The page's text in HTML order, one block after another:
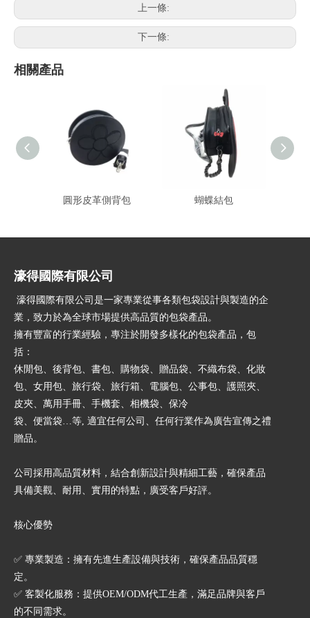
上一條:
下一條:
相關產品
圓形皮革側背包 蝴蝶結包
濠得國際有限公司
濠得國際有限公司是一家專業從事各類包袋設計與製造的企
業，致力於為全球市場提供高品質的包袋產品。
擁有豐富的行業經驗，專注於開發多樣化的包袋產品，包
括：
休閒包、後背包、書包、購物袋、贈品袋、不織布袋、化妝
包、女用包、旅行袋、旅行箱、電腦包、公事包、護照夾、
皮夾、萬用手冊、手機套、相機袋、保冷
袋、便當袋…等, 適宜任何公司、任何行業作為廣告宣傳之禮
贈品。
公司採用高品質材料，結合創新設計與精細工藝，確保產品
具備美觀、耐用、實用的特點，廣受客戶好評。
核心優勢
✅ 專業製造：擁有先進生產設備與技術，確保產品品質穩
定。
✅ 客製化服務：提供OEM/ODM代工生產，滿足品牌與客戶
的不同需求。